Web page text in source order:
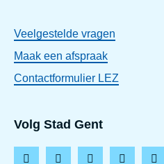
Veelgestelde vragen
Maak een afspraak
Contactformulier LEZ
Volg Stad Gent